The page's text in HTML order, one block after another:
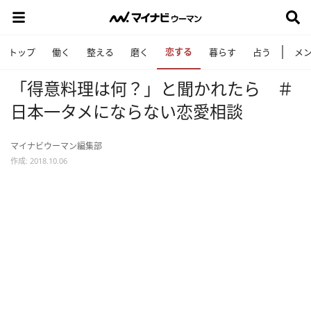
トップ 働く 整える 磨く 恋する 暮らす 占う メ
「得意料理は何？」と聞かれたら ＃
日本一タメにならない恋愛相談
マイナビウーマン編集部
作成: 2018.10.06